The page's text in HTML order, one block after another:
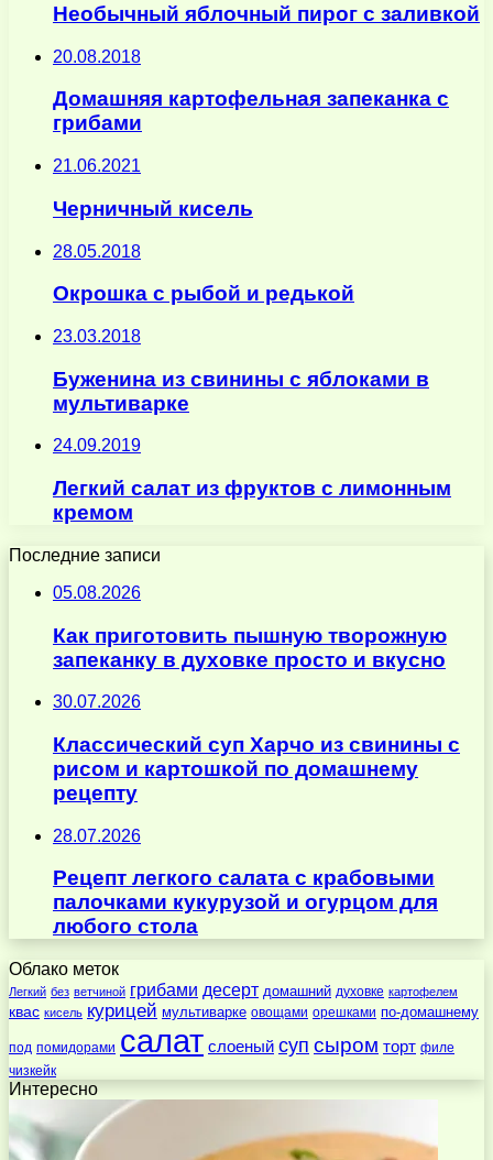
Необычный яблочный пирог с заливкой
20.08.2018
Домашняя картофельная запеканка с
грибами
21.06.2021
Черничный кисель
28.05.2018
Окрошка с рыбой и редькой
23.03.2018
Буженина из свинины с яблоками в
мультиварке
24.09.2019
Легкий салат из фруктов с лимонным
кремом
Последние записи
05.08.2026
Как приготовить пышную творожную
запеканку в духовке просто и вкусно
30.07.2026
Классический суп Харчо из свинины с
рисом и картошкой по домашнему
рецепту
28.07.2026
Рецепт легкого салата с крабовыми
палочками кукурузой и огурцом для
любого стола
Облако меток
Легкий без ветчиной грибами десерт домашний духовке картофелем
квас кисель курицей мультиварке овощами орешками по-домашнему
под помидорами салат слоеный суп сыром торт филе
чизкейк
Интересно